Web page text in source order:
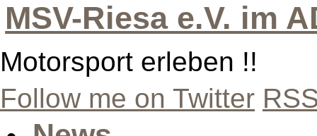
MSV-Riesa e.V. im
Motorsport erleben !!
Follow me on Twitter